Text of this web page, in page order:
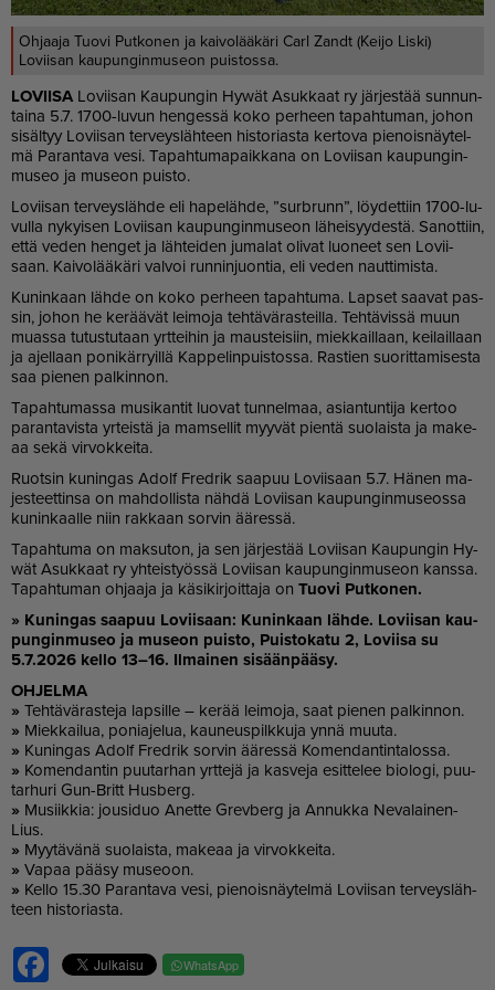
Ohjaaja Tuovi Putkonen ja kaivolääkäri Carl Zandt (Keijo Liski)
Loviisan kaupunginmuseon puistossa.
LO­VII­SA Lo­vii­san Kau­pun­gin Hy­wät Asuk­kaat ry jär­jes­tää sun­nun­
tai­na 5.7. 1700-lu­vun hen­ges­sä koko per­heen ta­pah­tu­man, jo­hon
si­säl­tyy Lo­vii­san ter­veys­läh­teen his­to­ri­as­ta ker­to­va pie­nois­näy­tel­
mä Pa­ran­ta­va vesi. Ta­pah­tu­ma­paik­ka­na on Lo­vii­san kau­pun­gin­
mu­seo ja mu­se­on puis­to.
Lo­vii­san ter­veys­läh­de eli ha­pe­läh­de, ”surb­runn”, löy­det­tiin 1700-lu­
vul­la ny­kyi­sen Lo­vii­san kau­pun­gin­mu­se­on lä­hei­syy­des­tä. Sa­not­tiin,
et­tä ve­den hen­get ja läh­tei­den ju­ma­lat oli­vat luo­neet sen Lo­vii­
saan. Kai­vo­lää­kä­ri val­voi run­nin­juon­tia, eli ve­den naut­ti­mis­ta.
Ku­nin­kaan läh­de on koko per­heen ta­pah­tu­ma. Lap­set saa­vat pas­
sin, jo­hon he ke­rää­vät lei­mo­ja teh­tä­vä­ras­teil­la. Teh­tä­vis­sä muun
mu­as­sa tu­tus­tu­taan yrt­tei­hin ja maus­tei­siin, miek­kail­laan, kei­lail­laan
ja ajel­laan po­ni­kär­ryil­lä Kap­pe­lin­puis­tos­sa. Ras­tien suo­rit­ta­mi­ses­ta
saa pie­nen pal­kin­non.
Ta­pah­tu­mas­sa mu­si­kan­tit luo­vat tun­nel­maa, asi­an­tun­ti­ja ker­too
pa­ran­ta­vis­ta yr­teis­tä ja mam­sel­lit myy­vät pien­tä suo­lais­ta ja ma­ke­
aa sekä vir­vok­kei­ta.
Ruot­sin ku­nin­gas Adolf Fred­rik saa­puu Lo­vii­saan 5.7. Hä­nen ma­
jes­teet­tin­sa on mah­dol­lis­ta näh­dä Lo­vii­san kau­pun­gin­mu­se­os­sa
ku­nin­kaal­le niin rak­kaan sor­vin ää­res­sä.
Ta­pah­tu­ma on mak­su­ton, ja sen jär­jes­tää Lo­vii­san Kau­pun­gin Hy­
wät Asuk­kaat ry yh­teis­työs­sä Lo­vii­san kau­pun­gin­mu­se­on kans­sa.
Ta­pah­tu­man oh­jaa­ja ja kä­si­kir­joit­ta­ja on Tuo­vi Put­ko­nen.
» Ku­nin­gas saa­puu Lo­vii­saan: Ku­nin­kaan läh­de. Lo­vii­san kau­
pun­gin­mu­seo ja mu­se­on puis­to, Puis­to­ka­tu 2, Lo­vii­sa su
5.7.2026 kel­lo 13–16. Il­mai­nen si­sään­pää­sy.
OH­JEL­MA
» Teh­tä­vä­ras­te­ja lap­sil­le – ke­rää lei­mo­ja, saat pie­nen pal­kin­non.
» Miek­kai­lua, po­ni­a­je­lua, kau­neus­pilk­ku­ja yn­nä muu­ta.
» Ku­nin­gas Adolf Fred­rik sor­vin ää­res­sä Ko­men­dan­tin­ta­los­sa.
» Ko­men­dan­tin puu­tar­han yrt­te­jä ja kas­ve­ja esit­te­lee bi­o­lo­gi, puu­
tar­hu­ri Gun-Britt Hus­berg.
» Mu­siik­kia: jou­si­duo Anet­te Grev­berg ja An­nuk­ka Ne­va­lai­nen-
Lius.
» Myy­tä­vä­nä suo­lais­ta, ma­ke­aa ja vir­vok­kei­ta.
» Va­paa pää­sy mu­se­oon.
» Kel­lo 15.30 Pa­ran­ta­va vesi, pie­nois­näy­tel­mä Lo­vii­san ter­veys­läh­
teen his­to­ri­as­ta.
Facebook WhatsApp